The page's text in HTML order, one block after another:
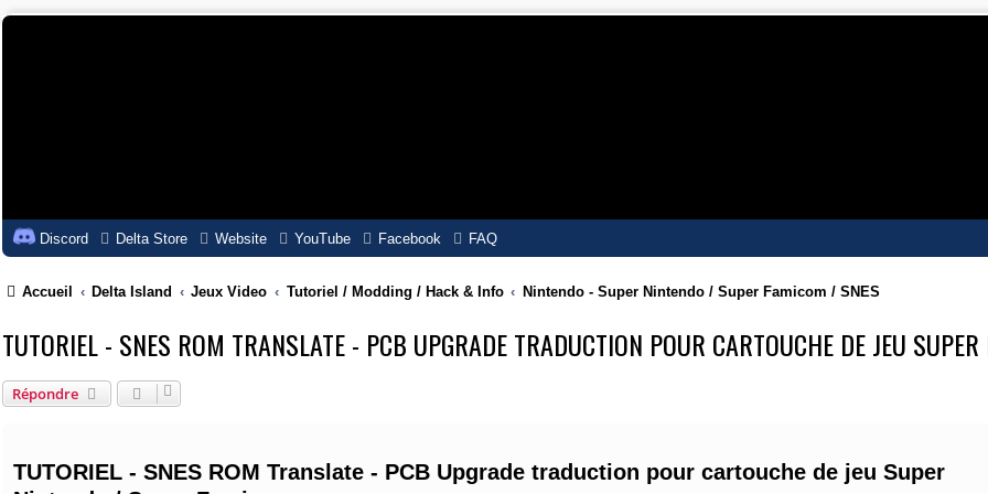
Discord Delta Store Website YouTube Facebook FAQ
Accueil Delta Island Jeux Video Tutoriel / Modding / Hack & Info Nintendo - Super Nintendo / Super Famicom / SNES
TUTORIEL - SNES ROM TRANSLATE - PCB UPGRADE TRADUCTION POUR CARTOUCHE DE JEU
Répondre
TUTORIEL - SNES ROM Translate - PCB Upgrade traduction pour cartouche de jeu Super